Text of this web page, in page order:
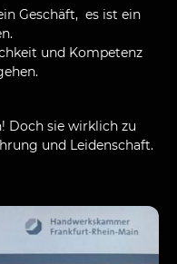
Geschäft, es ist ein
und Kompetenz
Doch sie wirklich zu
und Leidenschaft.